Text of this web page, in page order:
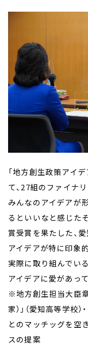
「地方創生政策アイ
て、27組のファイナ
みんなのアイデアが
るといいなと感じた
賞受賞を果たした、
アイデアが特に印象的
実際に取り組んでい
アイデアに愛があっ
※地方創生担当大臣
家）」（愛知高等学校
とのマッチッグを空
スの提案